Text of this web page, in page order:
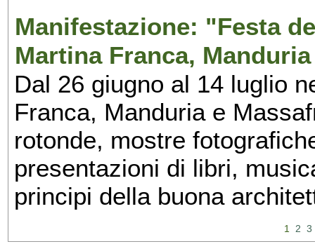
Manifestazione: "Festa
Martina Franca,
Dal 26 giugno al 14 luglio
Franca, Manduria e
rotonde, mostre
presentazioni di libri,
principi della buona
1 2 3